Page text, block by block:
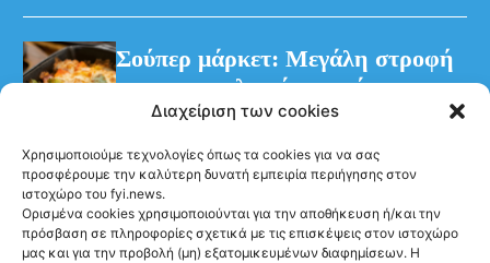
Διαχείριση των cookies
Χρησιμοποιούμε τεχνολογίες όπως τα cookies για να σας
προσφέρουμε την καλύτερη δυνατή εμπειρία περιήγησης στον
ιστοχώρο του fyi.news.
Ορισμένα cookies χρησιμοποιούνται για την αποθήκευση ή/και την
πρόσβαση σε πληροφορίες σχετικά με τις επισκέψεις στον ιστοχώρο
μας και για την προβολή (μη) εξατομικευμένων διαφημίσεων. Η
Σούπερ μάρκετ: Μεγάλη στροφή
των καταναλωτών στα έτοιμα
γεύματα